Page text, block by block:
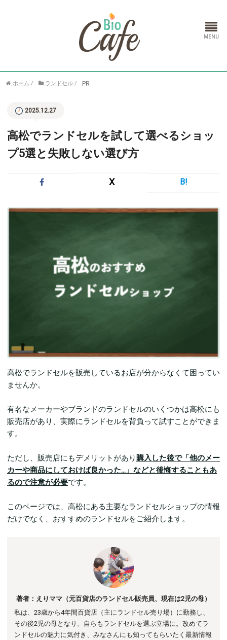
ホーム / ランドセル / PR
2025.12.27
高松でランドセルを試して選べるショッ
プ5選と失敗しない選び方
X B!
高松でランドセルを販売しているお店が分からなくて困ってい
ませんか。
有名なメーカーやブランドのランドセルのいくつかは高松にも
販売店があり、実際にランドセルを背負って試すことができま
す。
ただし、販売店にもデメリットがあり 購入した後で「他のメー
カーや商品にしておけば良かった…」などと後悔することもあ
るので注意が必要です。
このページでは、高松にある主要なランドセルショップの情報
だけでなく、おすすめのランドセルをご紹介します。
著者：えりママ（元百貨店のランドセル販売員、現在は2児の母）
私は、23歳から4年間百貨店（主にランドセル売り場）に勤務し、
その後2児の母となり、自らもランドセルを選ぶ立場に。 改めてラ
ンドセルの魅力に気付き、みなさんにも知ってもらいたく最新情報